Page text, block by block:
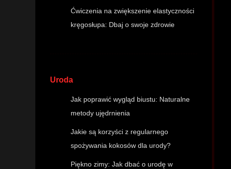
Ćwiczenia na zwiększenie elastyczności
kręgosłupa: Dbaj o swoje zdrowie
Uroda
Jak poprawić wygląd biustu: Naturalne
metody ujędrnienia
Jakie są korzyści z regularnego
spożywania kokosów dla urody?
Piękno zimy: Jak dbać o urodę w